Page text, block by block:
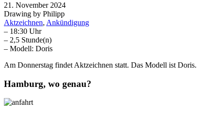
21. November 2024
Drawing by Philipp
Aktzeichnen, Ankündigung
– 18:30 Uhr
– 2,5 Stunde(n)
– Modell: Doris
Am Donnerstag findet Aktzeichnen statt. Das Modell ist Doris.
Hamburg, wo genau?